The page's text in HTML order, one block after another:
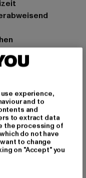
8% Elasthan
& Co. KG |
experience,
and to
and
to extract data
the processing of
do not have
to change
on "Accept" you